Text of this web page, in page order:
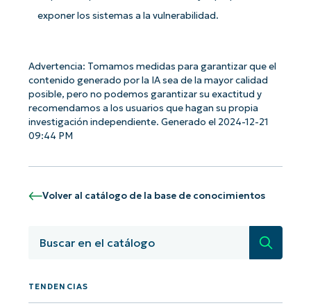
exponer los sistemas a la vulnerabilidad.
Advertencia: Tomamos medidas para garantizar que el
contenido generado por la IA sea de la mayor calidad
posible, pero no podemos garantizar su exactitud y
recomendamos a los usuarios que hagan su propia
investigación independiente. Generado el 2024-12-21
09:44 PM
Volver al catálogo de la base de conocimientos
TENDENCIAS
¡Empiece con los análisis de KB
basados en IA de NinjaOne!
First
and
email*
number*
País